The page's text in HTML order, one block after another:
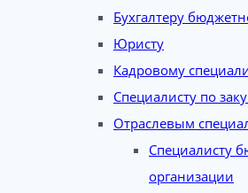
Бухгалтеру
Юристу
Кадровому
Специалисту по
Отраслевым
Специалисту
организации